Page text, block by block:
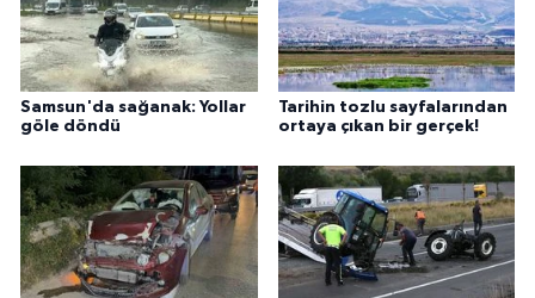
Samsun'da sağanak: Yollar
göle döndü
Tarihin tozlu sayfalarından
ortaya çıkan bir gerçek!